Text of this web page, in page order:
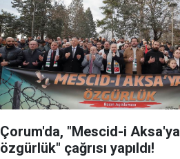
Çorum'da, "Mescid-i Aksa'ya
özgürlük" çağrısı yapıldı!